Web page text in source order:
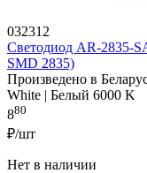
032312
Светодиод AR-2835-
SMD 2835)
Произведено в
White | Белый 6000 K
880
₽/шт
Нет в наличии